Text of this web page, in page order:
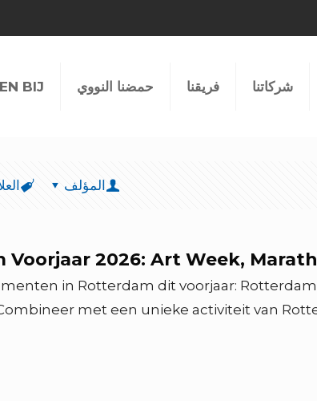
شركاتنا فريقنا حمضنا النووي BIJ
المؤلف
Voorjaar 2026: Art Week,
in Rotterdam dit voorjaar: Rotterdam
met een unieke activiteit van